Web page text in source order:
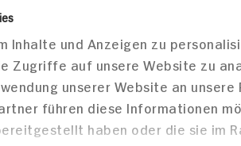
Inhalte und Anzeigen zu
Zugriffe auf unsere Website zu
unserer Website an
führen diese Informationen
haben oder die sie im
Blätterteig-
Apfeltaschen
60 min